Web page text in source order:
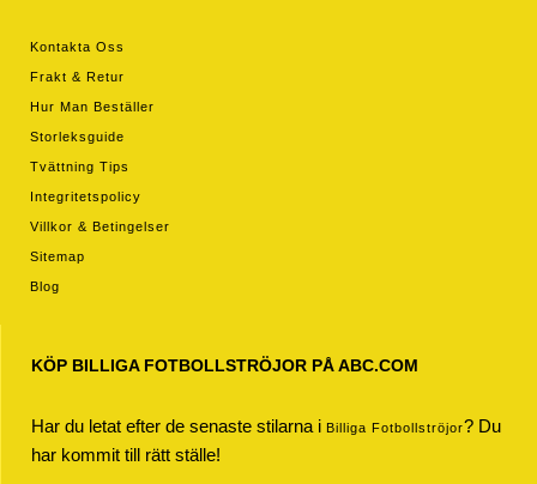
Kontakta Oss
Frakt & Retur
Hur Man Beställer
Storleksguide
Tvättning Tips
Integritetspolicy
Villkor & Betingelser
Sitemap
Blog
KÖP BILLIGA FOTBOLLSTRÖJOR PÅ ABC.COM
Har du letat efter de senaste stilarna i Billiga Fotbollströjor? Du
har kommit till rätt ställe!